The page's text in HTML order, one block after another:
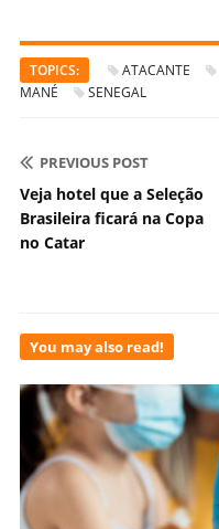
TOPICS: ATACANTE
MANÉ
SENEGAL
PREVIOUS POST
Veja hotel que a Seleção
Brasileira ficará na Copa
no Catar
You may also read!